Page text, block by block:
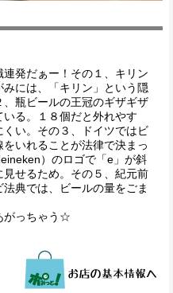
発だぁー！その１、キリン
みには、「キリン」という隠
、瓶ビールの王冠のギザギザ
る。１８個だと外れやす
くい。その３、ドイツではビ
いれることが法律で決まっ
）のロゴで「e」が斜
せるため。その５、紀元前
典では、ビールの量をごま
がっちゃう☆